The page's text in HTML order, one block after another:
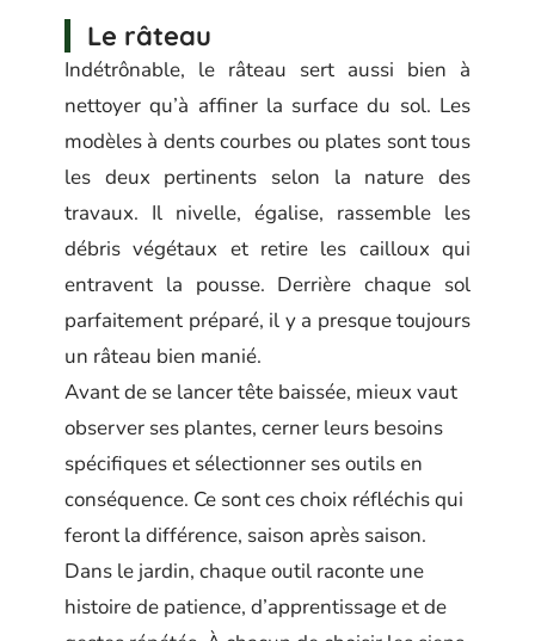
Le râteau
Indétrônable, le râteau sert aussi bien à
nettoyer qu’à affiner la surface du sol. Les
modèles à dents courbes ou plates sont tous
les deux pertinents selon la nature des
travaux. Il nivelle, égalise, rassemble les
débris végétaux et retire les cailloux qui
entravent la pousse. Derrière chaque sol
parfaitement préparé, il y a presque toujours
un râteau bien manié.
Avant de se lancer tête baissée, mieux vaut
observer ses plantes, cerner leurs besoins
spécifiques et sélectionner ses outils en
conséquence. Ce sont ces choix réfléchis qui
feront la différence, saison après saison.
Dans le jardin, chaque outil raconte une
histoire de patience, d’apprentissage et de